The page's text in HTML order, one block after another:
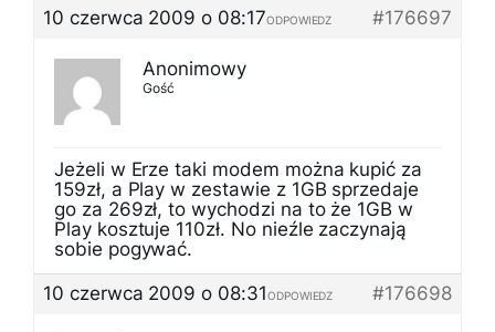
10 czerwca 2009 o 08:17 #176697
ODPOWIEDZ
Anonimowy
Gość
Jeżeli w Erze taki modem można kupić za
159zł, a Play w zestawie z 1GB sprzedaje
go za 269zł, to wychodzi na to że 1GB w
Play kosztuje 110zł. No nieźle zaczynają
sobie pogywać.
10 czerwca 2009 o 08:31
#176698
ODPOWIEDZ